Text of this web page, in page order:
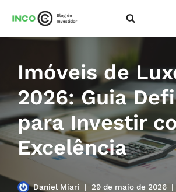
conteúdo
Imóveis de
2026: Guia
para Investir
Excelência
Daniel Miari 29 de maio de 2026